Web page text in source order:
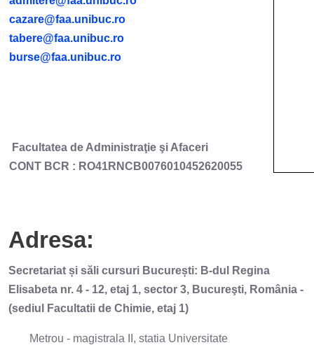
cazare@faa.unibuc.ro
tabere@faa.unibuc.ro
burse@faa.unibuc.ro
Facultatea de Administraţie şi Afaceri
CONT BCR : RO41RNCB0076010452620055
Adresa:
Secretariat și săli cursuri București: B-dul Regina
Elisabeta nr. 4 - 12, etaj 1, sector 3, Bucureşti, România -
(sediul Facultatii de Chimie, etaj 1)
Metrou - magistrala II, statia Universitate